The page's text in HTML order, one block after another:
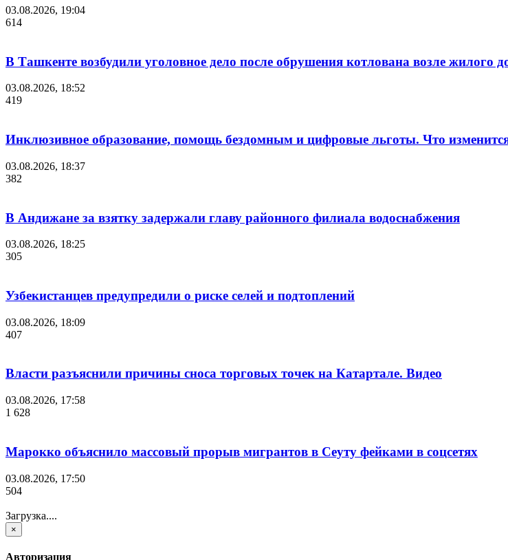
03.08.2026, 19:04
614
В Ташкенте возбудили уголовное дело после обрушения котлована возле жилого
03.08.2026, 18:52
419
Инклюзивное образование, помощь бездомным и цифровые льготы. Что
03.08.2026, 18:37
382
В Андижане за взятку задержали главу районного филиала водоснабжения
03.08.2026, 18:25
305
Узбекистанцев предупредили о риске селей и подтоплений
03.08.2026, 18:09
407
Власти разъяснили причины сноса торговых точек на Катартале. Видео
03.08.2026, 17:58
1 628
Марокко объяснило массовый прорыв мигрантов в Сеуту фейками в соцсетях
03.08.2026, 17:50
504
Загрузка....
×
Авторизация